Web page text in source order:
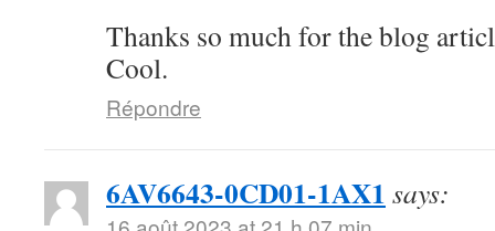
Thanks so much for the blog
Cool.
Répondre
6AV6643-0CD01-1AX1 says: